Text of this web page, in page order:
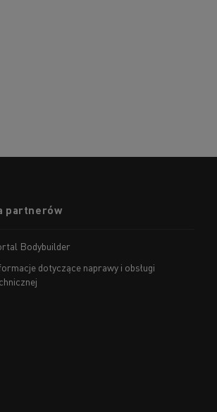
partnerów
Bodybuilder
dotyczące naprawy i obsługi